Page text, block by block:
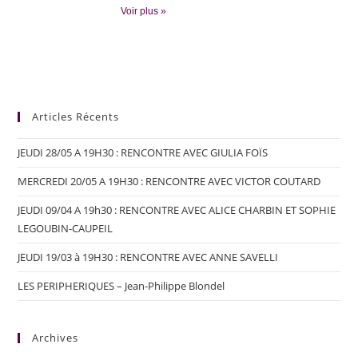
Voir plus »
Articles Récents
JEUDI 28/05 A 19H30 : RENCONTRE AVEC GIULIA FOÏS
MERCREDI 20/05 A 19H30 : RENCONTRE AVEC VICTOR COUTARD
JEUDI 09/04 A 19h30 : RENCONTRE AVEC ALICE CHARBIN ET SOPHIE
LEGOUBIN-CAUPEIL
JEUDI 19/03 à 19H30 : RENCONTRE AVEC ANNE SAVELLI
LES PERIPHERIQUES – Jean-Philippe Blondel
Archives